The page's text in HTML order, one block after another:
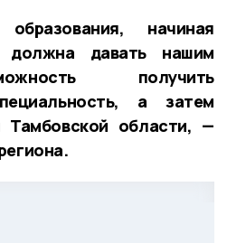
начиная
давать нашим
получить
а затем
области, —